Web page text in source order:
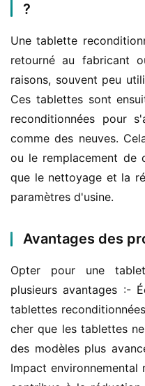
?
Une tablette
retourné au fabricant
raisons, souvent peu
Ces tablettes sont
reconditionnées pour
comme des neuves.
ou le remplacement de
que le nettoyage et la
paramètres d'usine.
Avantages des
Opter pour une
plusieurs avantages :-
tablettes
cher que les tablettes
des modèles plus
Impact